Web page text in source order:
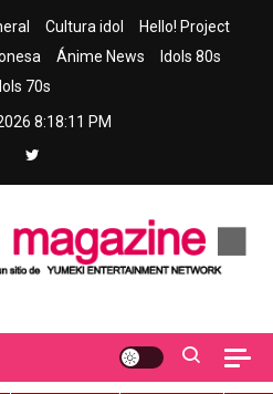
Cultura idol
Hello! Project
Ánime News
Idols 80s
70s
8:18:12 PM